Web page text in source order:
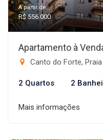
A partir de:
R$ 556.000
Apartamento à
Canto do Forte,
2 Quartos 2
Mais informações